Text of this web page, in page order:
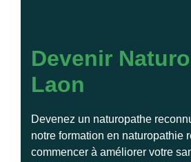
Devenir
Laon
Devenez un naturopathe
notre formation en naturopathie
commencer à améliorer votre